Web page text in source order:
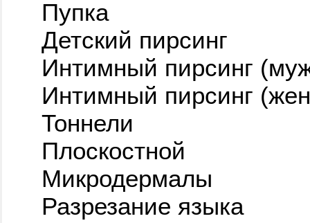
Пупка
Детский пирсинг
Интимный пирсинг
Интимный пирсинг
Тоннели
Плоскостной
Микродермалы
Разрезание языка